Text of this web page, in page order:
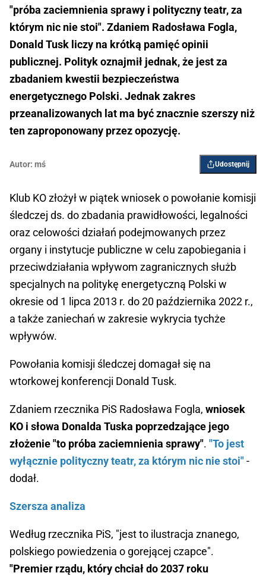
"próba zaciemnienia sprawy i polityczny teatr, za
którym nic nie stoi". Zdaniem Radosława Fogla,
Donald Tusk liczy na krótką pamięć opinii
publicznej. Polityk oznajmił jednak, że jest za
zbadaniem kwestii bezpieczeństwa
energetycznego Polski. Jednak zakres
przeanalizowanych lat ma być znacznie szerszy niż
ten zaproponowany przez opozycję.
Autor: mś Udostępnij
Klub KO złożył w piątek wniosek o powołanie komisji
śledczej ds. do zbadania prawidłowości, legalności
oraz celowości działań podejmowanych przez
organy i instytucje publiczne w celu zapobiegania i
przeciwdziałania wpływom zagranicznych służb
specjalnych na politykę energetyczną Polski w
okresie od 1 lipca 2013 r. do 20 października 2022 r.,
a także zaniechań w zakresie wykrycia tychże
wpływów.
Powołania komisji śledczej domagał się na
wtorkowej konferencji Donald Tusk.
Zdaniem rzecznika PiS Radosława Fogla, wniosek
KO i słowa Donalda Tuska poprzedzające jego
złożenie "to próba zaciemnienia sprawy". "To jest
wyłącznie polityczny teatr, za którym nic nie stoi"-
dodał.
Szersza analiza
Według rzecznika PiS, "jest to ilustracja znanego,
polskiego powiedzenia o gorejącej czapce".
"Premier rządu, który chciał do 2037 roku